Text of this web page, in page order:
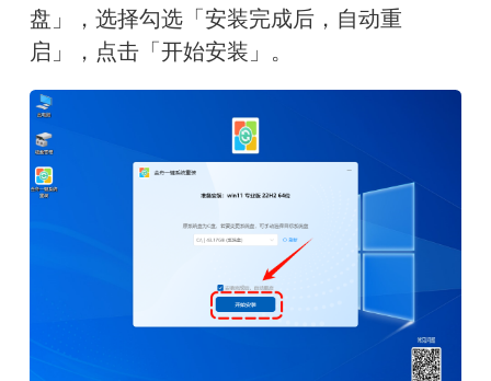
盘」，选择勾选「安装完成后，自动重
启」，点击「开始安装」。